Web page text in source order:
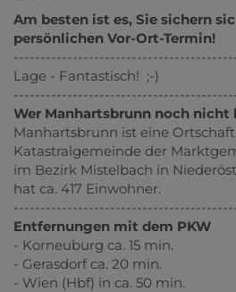
Am besten ist es, Sie sichern
persönlichen Vor-Ort-Termin!
Lage - Fantastisch! ;-)
Wer Manhartsbrunn noch nicht
Manhartsbrunn ist eine
Katastralgemeinde der
im Bezirk Mistelbach in
hat ca. 417 Einwohner.
Entfernungen mit dem PKW
- Korneuburg ca. 15 min.
- Gerasdorf ca. 20 min.
- Wien (Hbf) in ca. 50 min.